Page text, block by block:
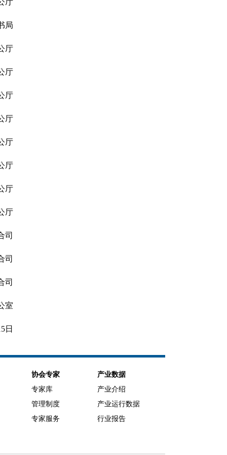
厅
局
厅
厅
厅
厅
厅
厅
厅
厅
司
司
司
室
日
协会专家
专家库
管理制度
专家服务
产业数据
产业介绍
产业运行数据
行业报告